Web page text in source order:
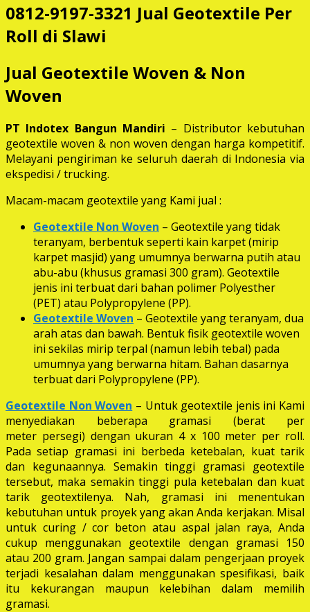
0812-9197-3321 Jual Geotextile Per
Roll di Slawi
Jual Geotextile Woven & Non
Woven
PT Indotex Bangun Mandiri – Distributor kebutuhan
geotextile woven & non woven dengan harga kompetitif.
Melayani pengiriman ke seluruh daerah di Indonesia via
ekspedisi / trucking.
Macam-macam geotextile yang Kami jual :
Geotextile Non Woven – Geotextile yang tidak
teranyam, berbentuk seperti kain karpet (mirip
karpet masjid) yang umumnya berwarna putih atau
abu-abu (khusus gramasi 300 gram). Geotextile
jenis ini terbuat dari bahan polimer Polyesther
(PET) atau Polypropylene (PP).
Geotextile Woven – Geotextile yang teranyam, dua
arah atas dan bawah. Bentuk fisik geotextile woven
ini sekilas mirip terpal (namun lebih tebal) pada
umumnya yang berwarna hitam. Bahan dasarnya
terbuat dari Polypropylene (PP).
Geotextile Non Woven – Untuk geotextile jenis ini Kami
menyediakan beberapa gramasi (berat per
meter persegi) dengan ukuran 4 x 100 meter per roll.
Pada setiap gramasi ini berbeda ketebalan, kuat tarik
dan kegunaannya. Semakin tinggi gramasi geotextile
tersebut, maka semakin tinggi pula ketebalan dan kuat
tarik geotextilenya. Nah, gramasi ini menentukan
kebutuhan untuk proyek yang akan Anda kerjakan. Misal
untuk curing / cor beton atau aspal jalan raya, Anda
cukup menggunakan geotextile dengan gramasi 150
atau 200 gram. Jangan sampai dalam pengerjaan proyek
terjadi kesalahan dalam menggunakan spesifikasi, baik
itu kekurangan maupun kelebihan dalam memilih
gramasi.